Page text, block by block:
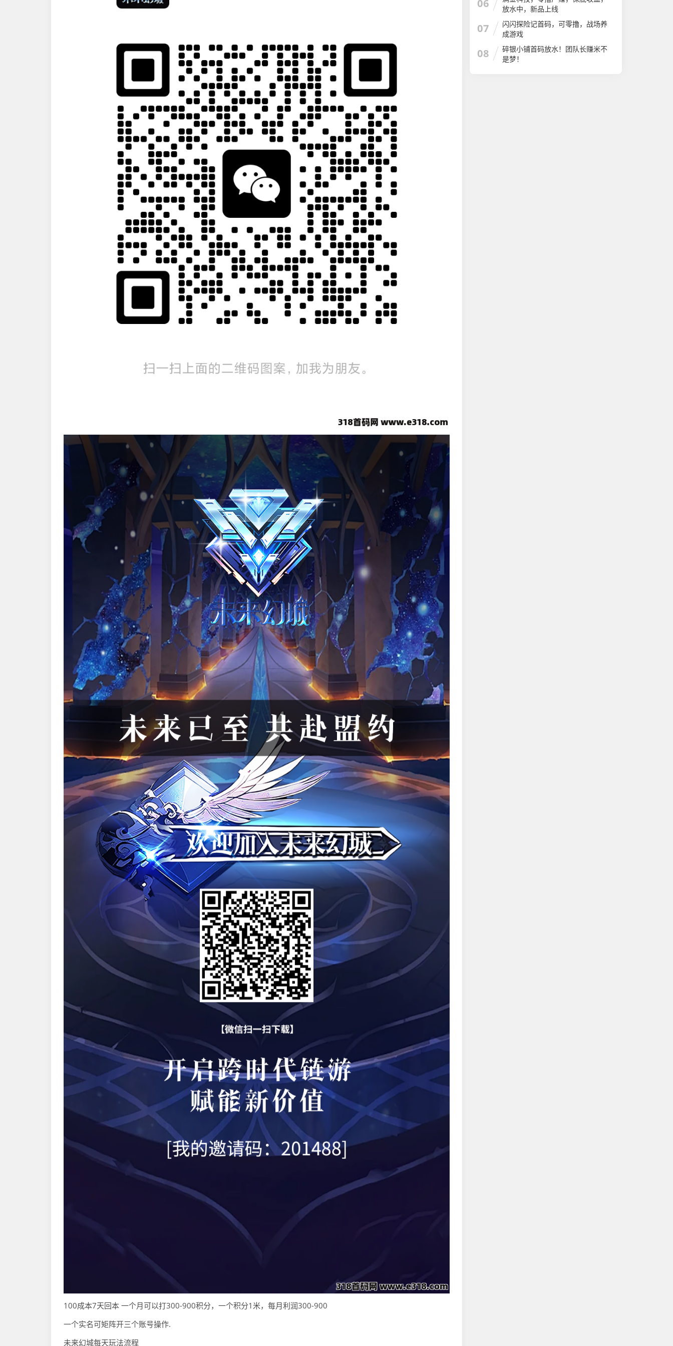
100成本7天回本 一个月可以打300-900积分，一个积分1米，每月利润300-900
一个实名可矩阵开三个账号操作.
未来幻城每天玩法流程
06
放水中，新品上线
07
闪闪探险记首码，可零撸，战场养
成游戏
08
碎银小铺首码放水！团队长赚米不
是梦！